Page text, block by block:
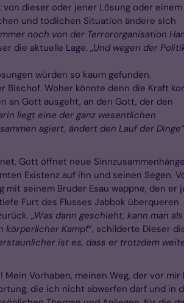
dieser oder jener Lösung oder einem
und tödlichen Situation ändere sich
noch von der Terrororganisation
die aktuelle Lage. „Und wegen der
würden so kaum gefunden.
Woher könnte denn die Kraft
an Gott ausgeht, an den Gott, der den
liegt eine der ganz wesentlichen
agiert, ändert den Lauf der Dinge
Gott öffnet neue
Existenz auf ihn und seinen Segen.
seinem Bruder Esau wappne, den er
Furt des Flusses Jabbok überqueren
„Was dann geschieht, kann man
körperlicher Kampf“, schilderte Dieser
ist es, dass er trotzdem
Vorhaben, meinen Weg, der vor mir
die ich nicht abwerfen darf und in